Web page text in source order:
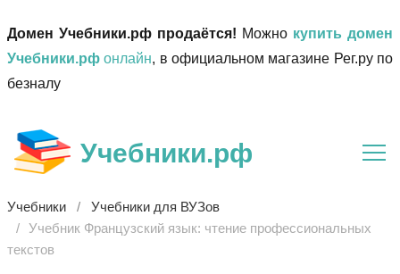
Домен Учебники.рф продаётся! Можно купить домен
Учебники.рф онлайн, в официальном магазине Рег.ру по
безналу
Учебники.рф
Учебники
Учебники для ВУЗов
Учебник Французский язык: чтение профессиональных
текстов